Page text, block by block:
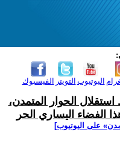
الفيسبوك التويتر اليوتيوب
الحوار المتمدن،
الفضاء اليساري الحر
على اليوتيوب]